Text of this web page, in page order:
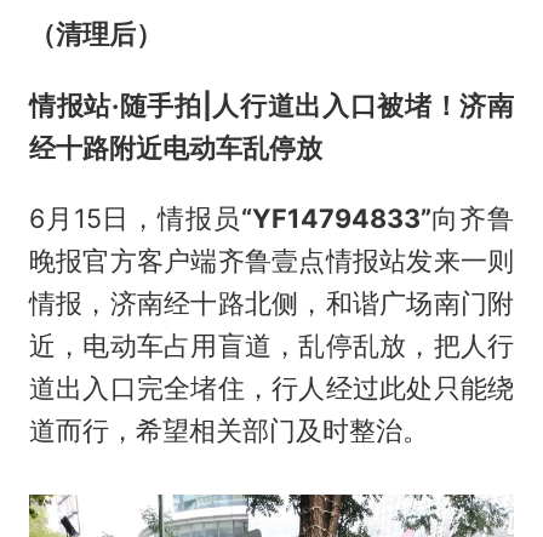
（清理后）
情报站·随手拍|人行道出入口被堵！济南
经十路附近电动车乱停放
6月15日，情报员“YF14794833”向齐鲁
晚报官方客户端齐鲁壹点情报站发来一则
情报，济南经十路北侧，和谐广场南门附
近，电动车占用盲道，乱停乱放，把人行
道出入口完全堵住，行人经过此处只能绕
道而行，希望相关部门及时整治。